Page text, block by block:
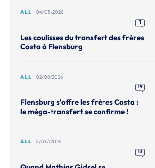
ALL | 04/08/2026
1
Les coulisses du transfert des frères
Costa à Flensburg
ALL | 02/08/2026
19
Flensburg s'offre les frères Costa :
le méga-transfert se confirme !
ALL | 27/07/2026
13